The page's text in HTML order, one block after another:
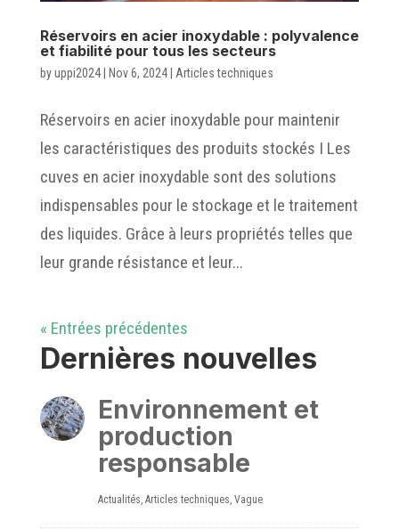
Réservoirs en acier inoxydable : polyvalence
et fiabilité pour tous les secteurs
byuppi2024| Nov 6, 2024| Articles techniques
Réservoirs en acier inoxydable pour maintenir
les caractéristiques des produits stockés I Les
cuves en acier inoxydable sont des solutions
indispensables pour le stockage et le traitement
des liquides. Grâce à leurs propriétés telles que
leur grande résistance et leur...
« Entrées précédentes
Dernières nouvelles
Environnement et
production
responsable
Actualités, Articles techniques, Vague